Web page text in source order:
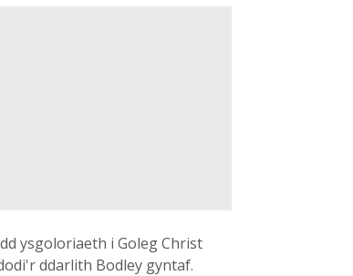
ysgoloriaeth i Goleg Christ
ddarlith Bodley gyntaf.